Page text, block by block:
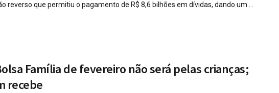
reverso que permitiu o pagamento de R$ 8,6 bilhões em dívidas, dando um ...
Família de fevereiro não será pelas crianças;
recebe